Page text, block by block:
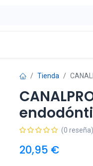
Tienda
(0 reseña)
20,95 €